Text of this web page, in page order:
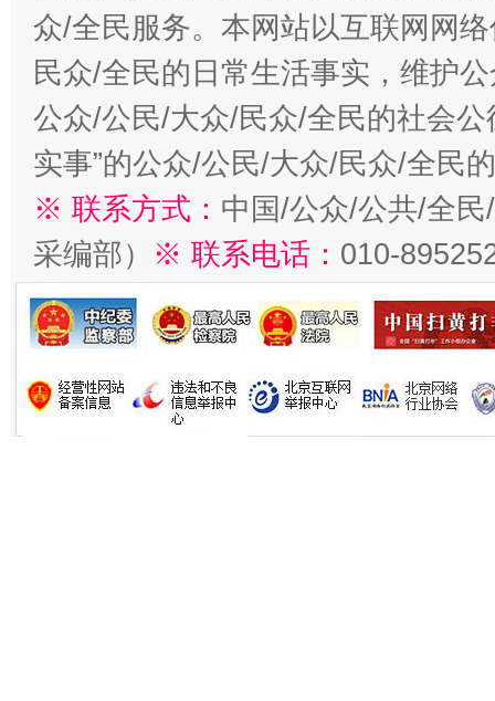
众/全民服务。本网站以互联网网
民众/全民的日常生活事实，维护
公众/公民/大众/民众/全民的社会公
实事”的公众/公民/大众/民众/全民
※ 联系方式： 中国/公众/公共/全
采编部） ※ 联系电话： 010-